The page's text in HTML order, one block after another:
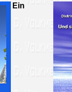
Ein